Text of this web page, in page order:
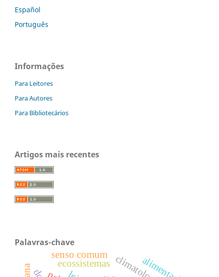
Español
Português
Informações
Para Leitores
Para Autores
Para Bibliotecários
Artigos mais recentes
Palavras-chave
ecossistemas
senso comum